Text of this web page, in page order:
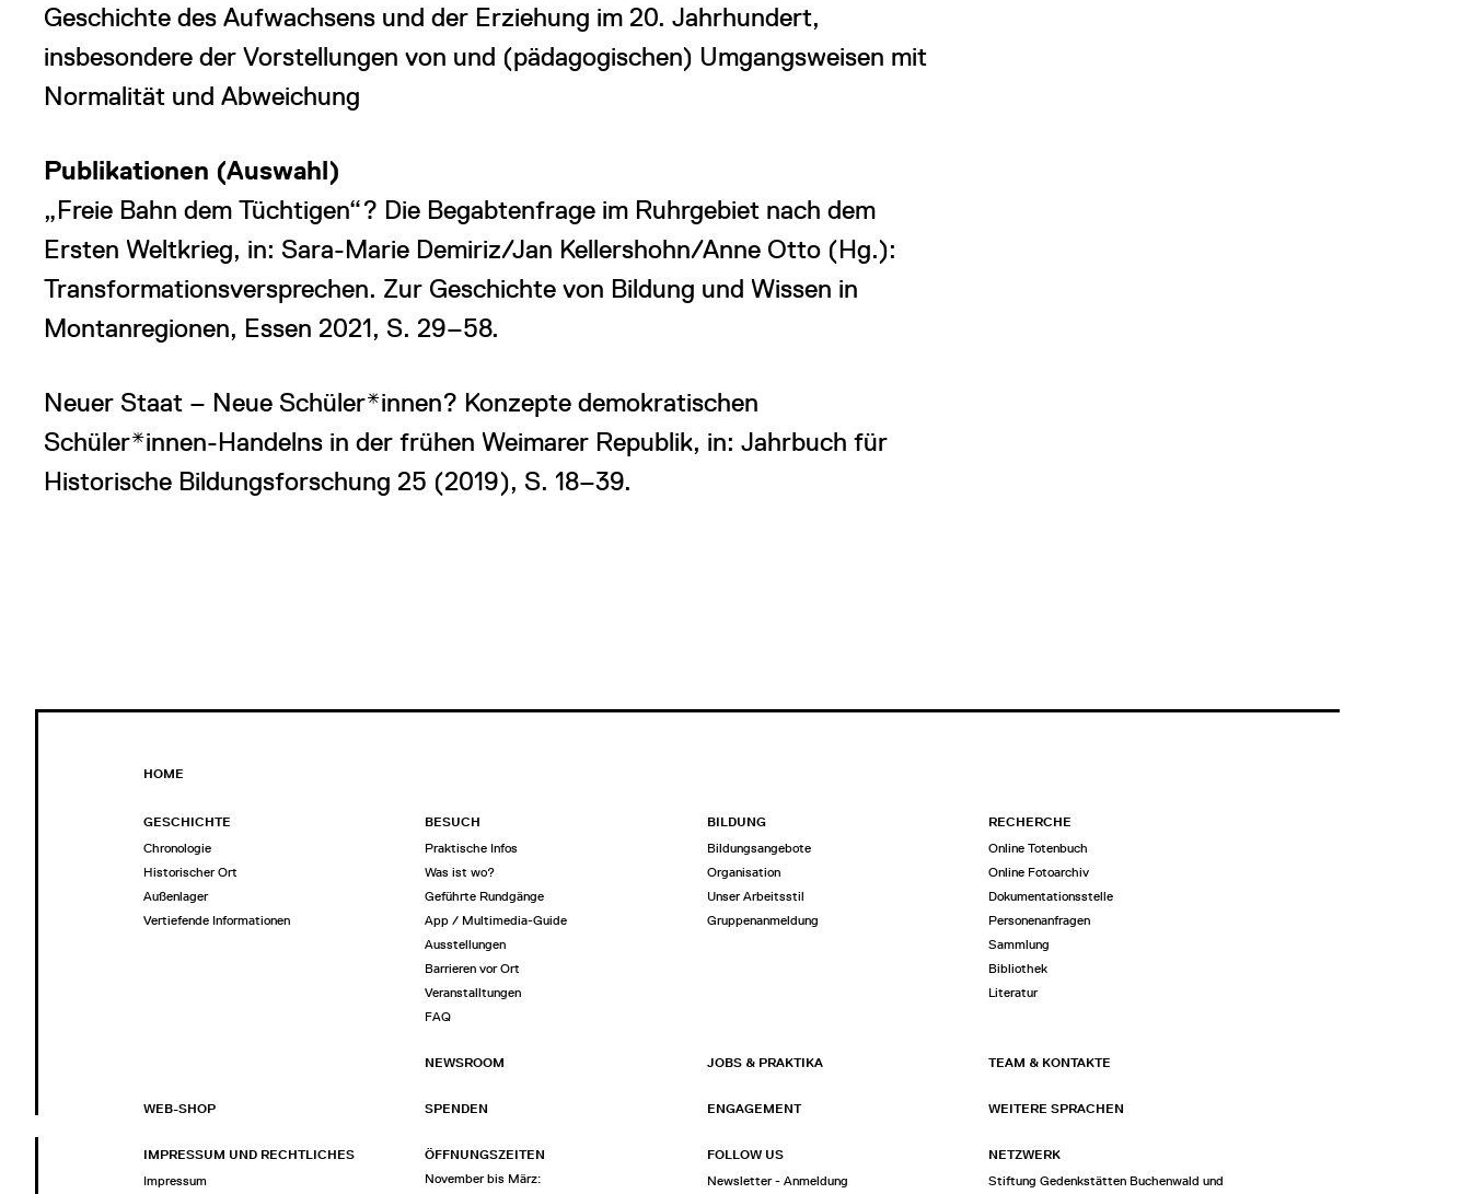
Geschichte des Aufwachsens und der Erziehung im 20. Jahrhundert,
insbesondere der Vorstellungen von und (pädagogischen) Umgangsweisen mit
Normalität und Abweichung
Publikationen (Auswahl)
„Freie Bahn dem Tüchtigen“? Die Begabtenfrage im Ruhrgebiet nach dem
Ersten Weltkrieg, in: Sara-Marie Demiriz/Jan Kellershohn/Anne Otto (Hg.):
Transformationsversprechen. Zur Geschichte von Bildung und Wissen in
Montanregionen, Essen 2021, S. 29–58.
Neuer Staat – Neue Schüler*innen? Konzepte demokratischen
Schüler*innen-Handelns in der frühen Weimarer Republik, in: Jahrbuch für
Historische Bildungsforschung 25 (2019), S. 18–39.
HOME
GESCHICHTE
Chronologie
Historischer Ort
Außenlager
Vertiefende Informationen
BESUCH
Praktische Infos
Was ist wo?
Geführte Rundgänge
App / Multimedia-Guide
Ausstellungen
Barrieren vor Ort
Veranstalltungen
FAQ
BILDUNG
Bildungsangebote
Organisation
Unser Arbeitsstil
Gruppenanmeldung
RECHERCHE
Online Totenbuch
Online Fotoarchiv
Dokumentationsstelle
Personenanfragen
Sammlung
Bibliothek
Literatur
NEWSROOM JOBS & PRAKTIKA TEAM & KONTAKTE
WEB-SHOP SPENDEN ENGAGEMENT WEITERE SPRACHEN
IMPRESSUM UND RECHTLICHES
Impressum
ÖFFNUNGSZEITEN
November bis März:
FOLLOW US
Newsletter - Anmeldung
NETZWERK
Stiftung Gedenkstätten Buchenwald und